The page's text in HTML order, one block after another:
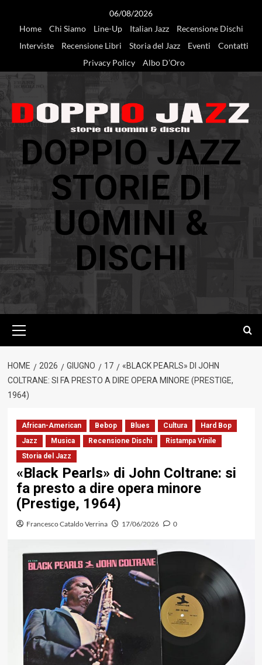
06/08/2026
Home
Chi Siamo Line-Up Italian Jazz
Recensione Dischi
Interviste
Recensione Libri Storia del Jazz Eventi
Contatti
Privacy Policy
Albo D’Oro
DOPPIO JAZZ
STORIE DI
UOMINI &
DISCHI
principale
HOME 2026 GIUGNO 17
«BLACK PEARLS» DI JOHN
COLTRANE: SI FA PRESTO A DIRE OPERA MINORE (PRESTIGE,
1964)
African-American Bebop Blues Cultura
Hard Bop
Jazz
Musica Recensione Dischi
Ristampa Vinile
Storia del Jazz
«Black Pearls» di John Coltrane: si
fa presto a dire opera minore
(Prestige, 1964)
Francesco Cataldo Verrina 17/06/2026 0